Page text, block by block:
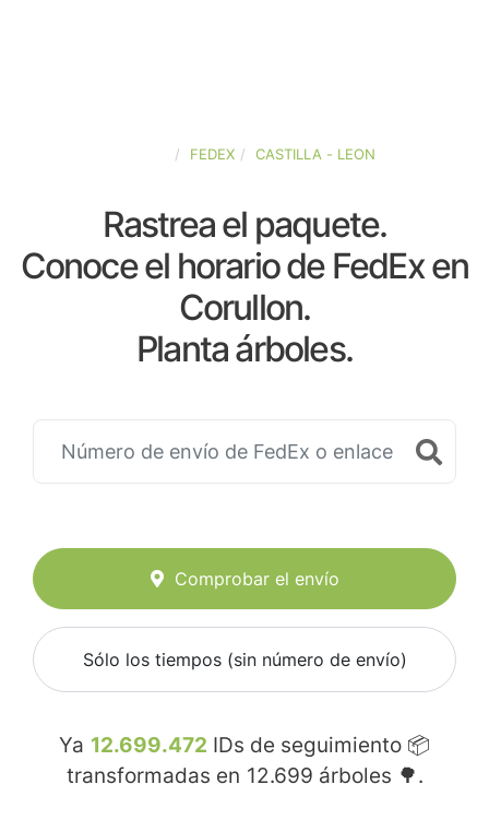
FEDEX CASTILLA - LEON
Rastrea el paquete.
Conoce el horario de FedEx en
Corullon.
Planta árboles.
Comprobar el envío
Sólo los tiempos (sin número de envío)
Ya 12.699.472 IDs de seguimiento 📦
transformadas en 12.699 árboles 🌳.